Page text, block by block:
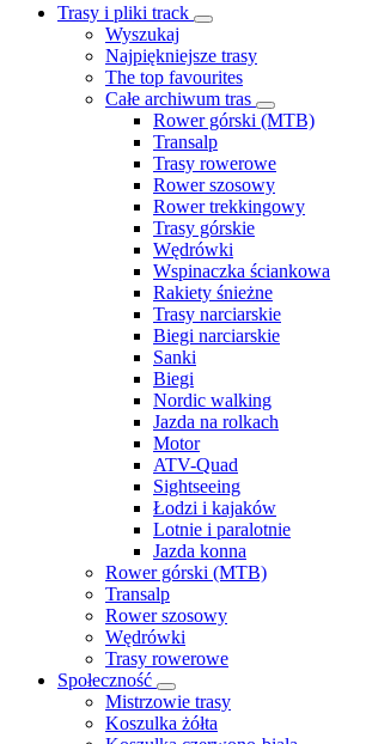
Trasy i pliki track
Wyszukaj
Najpiękniejsze trasy
The top favourites
Całe archiwum tras
Rower górski (MTB)
Transalp
Trasy rowerowe
Rower szosowy
Rower trekkingowy
Trasy górskie
Wędrówki
Wspinaczka ściankowa
Rakiety śnieżne
Trasy narciarskie
Biegi narciarskie
Sanki
Biegi
Nordic walking
Jazda na rolkach
Motor
ATV-Quad
Sightseeing
Łodzi i kajaków
Lotnie i paralotnie
Jazda konna
Rower górski (MTB)
Transalp
Rower szosowy
Wędrówki
Trasy rowerowe
Społeczność
Mistrzowie trasy
Koszulka żółta